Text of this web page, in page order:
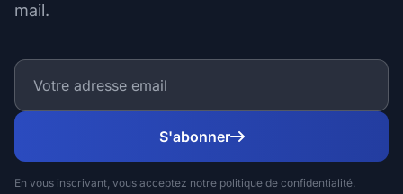
mail.
S'abonner
En vous inscrivant, vous acceptez notre politique de confidentialité.